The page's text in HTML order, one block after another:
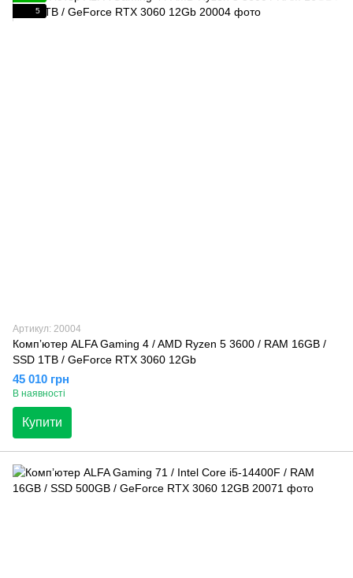
5
Артикул: 20004
Компʼютер ALFA Gaming 4 / AMD Ryzen 5 3600 / RAM 16GB /
SSD 1TB / GeForce RTX 3060 12Gb
45 010 грн
В наявності
Купити